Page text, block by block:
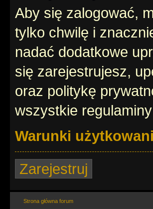
Aby się zalogować,
tylko chwilę i
nadać dodatkowe
się zarejestrujesz,
oraz politykę
wszystkie
Warunki
Zarejestruj
Strona główna forum